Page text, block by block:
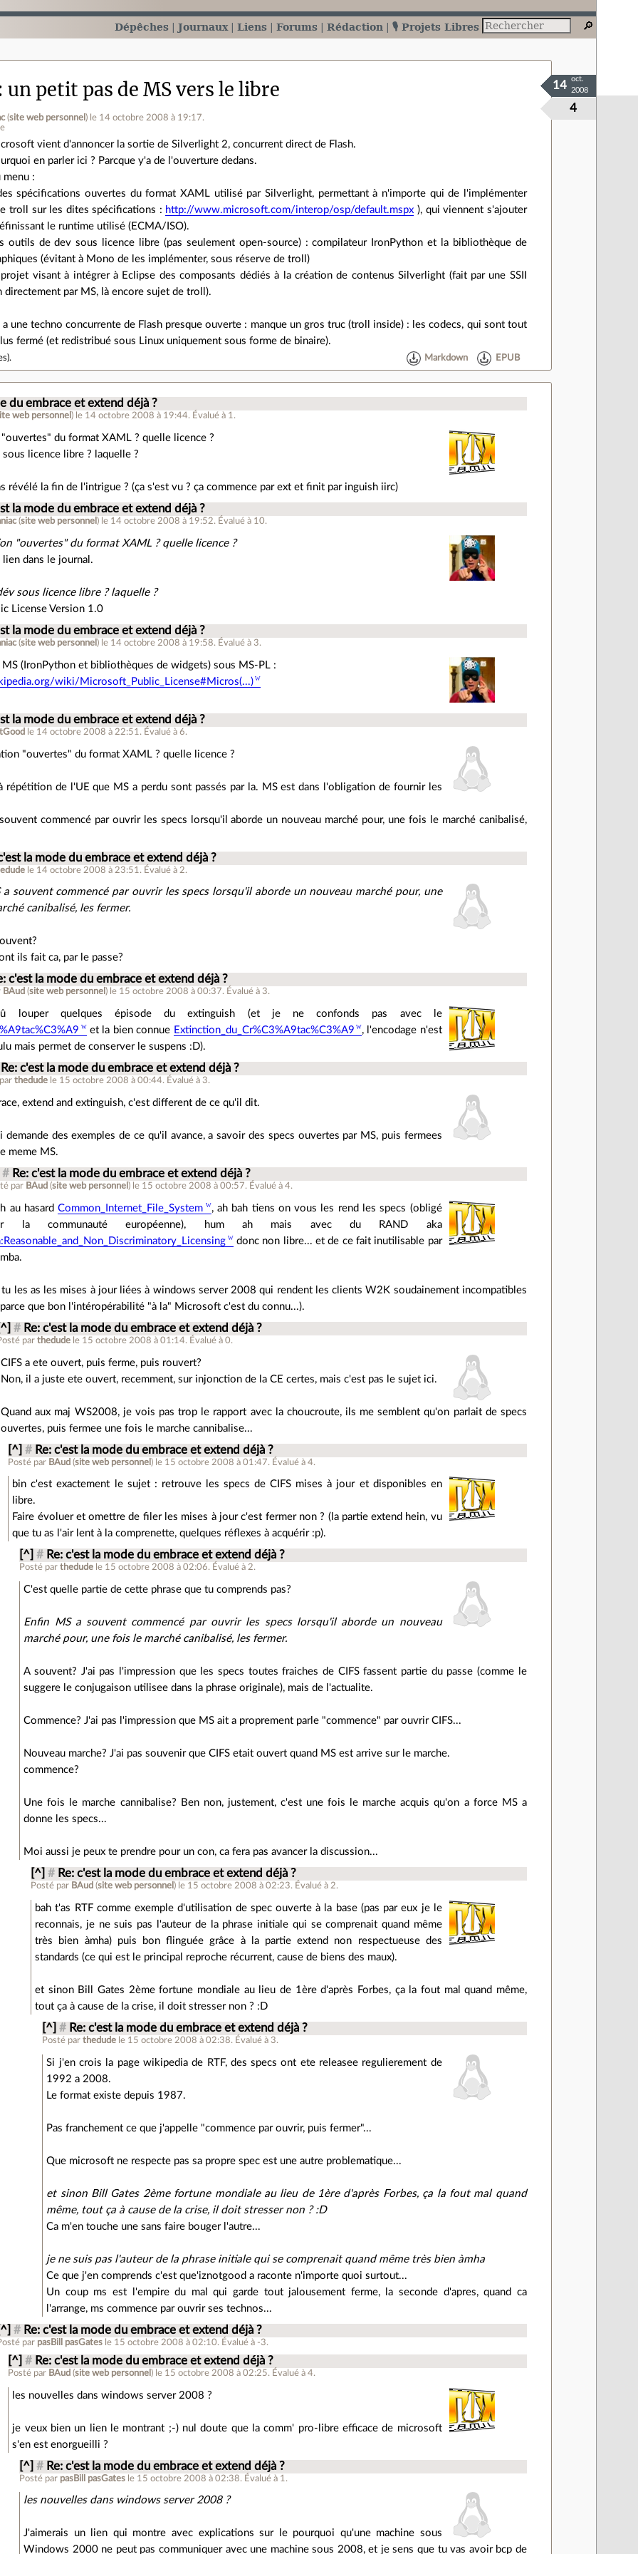
Dépêches Journaux Liens Forums Rédaction 🎙️ Projets Libres
un petit pas de MS vers le libre
(site web personnel ) le 14 octobre 2008 à 19:17.
4
14
oct.
2008
vient d'annoncer la sortie de Silverlight 2, concurrent direct de Flash.
en parler ici ? Parcque y'a de l'ouverture dedans.
menu :
spécifications ouvertes du format XAML utilisé par Silverlight, permettant à n'importe qui de l'implémenter
troll sur les dites spécifications : http://www.microsoft.com/interop/osp/default.mspx ), qui viennent s'ajouter
le runtime utilisé (ECMA/ISO).
outils de dev sous licence libre (pas seulement open-source) : compilateur IronPython et la bibliothèque de
(évitant à Mono de les implémenter, sous réserve de troll)
visant à intégrer à Eclipse des composants dédiés à la création de contenus Silverlight (fait par une SSII
directement par MS, là encore sujet de troll).
une techno concurrente de Flash presque ouverte : manque un gros truc (troll inside) : les codecs, qui sont tout
fermé (et redistribué sous Linux uniquement sous forme de binaire).
). Markdown EPUB
du embrace et extend déjà ?
web personnel ) le 14 octobre 2008 à 19:44. Évalué à 1 .
du format XAML ? quelle licence ?
licence libre ? laquelle ?
révélé la fin de l'intrigue ? (ça s'est vu ? ça commence par ext et finit par inguish iirc)
la mode du embrace et extend déjà ?
(site web personnel ) le 14 octobre 2008 à 19:52. Évalué à 10.
"ouvertes" du format XAML ? quelle licence ?
dans le journal.
sous licence libre ? laquelle ?
License Version 1.0
la mode du embrace et extend déjà ?
(site web personnel ) le 14 octobre 2008 à 19:58. Évalué à 3.
(IronPython et bibliothèques de widgets) sous MS-PL :
wiki/Microsoft_Public_License#Micros(...)
la mode du embrace et extend déjà ?
le 14 octobre 2008 à 22:51 . Évalué à6.
"ouvertes" du format XAML ? quelle licence ?
répétition de l'UE que MS a perdu sont passés par la. MS est dans l'obligation de fournir les
commencé par ouvrir les specs lorsqu'il aborde un nouveau marché pour, une fois le marché canibalisé,
la mode du embrace et extend déjà ?
le 14 octobre 2008 à 23:51 . Évalué à 2.
a souvent commencé par ouvrir les specs lorsqu'il aborde un nouveau marché pour, une
canibalisé, les fermer.
ils fait ca, par le passe?
c'est la mode du embrace et extend déjà ?
BAud (site web personnel ) le 15 octobre 2008 à 00:37. Évalué à 3.
louper quelques épisode du extinguish (et je ne confonds pas avec le
et la bien connue Extinction_du_Cr%C3%A9tac%C3%A9
, l'encodage n'est
mais permet de conserver le suspens :D).
Re: c'est la mode du embrace et extend déjà ?
thedude le 15 octobre 2008 à 00:44. Évalué à 3.
extend and extinguish, c'est different de ce qu'il dit.
demande des exemples de ce qu'il avance, a savoir des specs ouvertes par MS, puis fermees
meme MS.
# Re: c'est la mode du embrace et extend déjà ?
par BAud (site web personnel ) le 15 octobre 2008 à 00:57. Évalué à4.
au hasardCommon_Internet_File_System
, ah bah tiens on vous les rend les specs (obligé
la communauté européenne), hum ah mais avec du RAND aka
donc non libre... et de ce fait inutilisable par
les as les mises à jour liées à windows server 2008 qui rendent les clients W2K soudainement incompatibles
que bon l'intéropérabilité "à la" Microsoft c'est du connu...).
# Re: c'est la mode du embrace et extend déjà ?
parthedude le 15 octobre 2008 à 01:14. Évalué à0.
CIFS a ete ouvert, puis ferme, puis rouvert?
Non, il a juste ete ouvert, recemment, sur injonction de la CE certes, mais c'est pas le sujet ici.
Quand aux maj WS2008, je vois pas trop le rapport avec la choucroute, ils me semblent qu'on parlait de specs
ouvertes, puis fermee une fois le marche cannibalise...
[^] # Re: c'est la mode du embrace et extend déjà ?
Posté par BAud (site web personnel ) le 15 octobre 2008 à 01:47. Évalué à4.
bin c'est exactement le sujet : retrouve les specs de CIFS mises à jour et disponibles en
libre.
Faire évoluer et omettre de filer les mises à jour c'est fermer non ? (la partie extend hein, vu
que tu as l'air lent à la comprenette, quelques réflexes à acquérir :p).
[^] # Re: c'est la mode du embrace et extend déjà ?
Posté parthedude le 15 octobre 2008 à 02:06. Évalué à2.
C'est quelle partie de cette phrase que tu comprends pas?
Enfin MS a souvent commencé par ouvrir les specs lorsqu'il aborde un nouveau
marché pour, une fois le marché canibalisé, les fermer.
A souvent? J'ai pas l'impression que les specs toutes fraiches de CIFS fassent partie du passe (comme le
suggere le conjugaison utilisee dans la phrase originale), mais de l'actualite.
Commence? J'ai pas l'impression que MS ait a proprement parle "commence" par ouvrir CIFS...
Nouveau marche? J'ai pas souvenir que CIFS etait ouvert quand MS est arrive sur le marche.
commence?
Une fois le marche cannibalise? Ben non, justement, c'est une fois le marche acquis qu'on a force MS a
donne les specs...
Moi aussi je peux te prendre pour un con, ca fera pas avancer la discussion...
[^] # Re: c'est la mode du embrace et extend déjà ?
Posté par BAud (site web personnel ) le 15 octobre 2008 à 02:23. Évalué à 2.
bah t'as RTF comme exemple d'utilisation de spec ouverte à la base (pas par eux je le
reconnais, je ne suis pas l'auteur de la phrase initiale qui se comprenait quand même
très bien àmha) puis bon flinguée grâce à la partie extend non respectueuse des
standards (ce qui est le principal reproche récurrent, cause de biens des maux).
et sinon Bill Gates 2ème fortune mondiale au lieu de 1ère d'après Forbes, ça la fout mal quand même,
tout ça à cause de la crise, il doit stresser non ? :D
[^] # Re: c'est la mode du embrace et extend déjà ?
Posté parthedude le 15 octobre 2008 à 02:38. Évalué à 3.
Si j'en crois la page wikipedia de RTF, des specs ont ete releasee regulierement de
1992 a 2008.
Le format existe depuis 1987.
Pas franchement ce que j'appelle "commence par ouvrir, puis fermer"...
Que microsoft ne respecte pas sa propre spec est une autre problematique...
et sinon Bill Gates 2ème fortune mondiale au lieu de 1ère d'après Forbes, ça la fout mal quand
même, tout ça à cause de la crise, il doit stresser non ? :D
Ca m'en touche une sans faire bouger l'autre...
je ne suis pas l'auteur de la phrase initiale qui se comprenait quand même très bien àmha
Ce que j'en comprends c'est que'iznotgood a raconte n'importe quoi surtout...
Un coup ms est l'empire du mal qui garde tout jalousement ferme, la seconde d'apres, quand ca
l'arrange, ms commence par ouvrir ses technos...
# Re: c'est la mode du embrace et extend déjà ?
par pasBill pasGates le 15 octobre 2008 à 02:10. Évalué à -3.
[^] # Re: c'est la mode du embrace et extend déjà ?
Posté par BAud (site web personnel ) le 15 octobre 2008 à 02:25. Évalué à4.
les nouvelles dans windows server 2008 ?
je veux bien un lien le montrant ;-) nul doute que la comm' pro-libre efficace de microsoft
s'en est enorgueilli ?
[^] # Re: c'est la mode du embrace et extend déjà ?
Posté par pasBill pasGates le 15 octobre 2008 à 02:38. Évalué à 1 .
les nouvelles dans windows server 2008 ?
J'aimerais un lien qui montre avec explications sur le pourquoi qu'une machine sous
Windows 2000 ne peut pas communiquer avec une machine sous 2008, et je sens que tu vas avoir bcp de